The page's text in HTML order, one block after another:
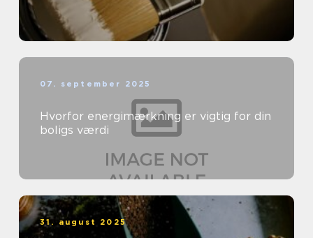
07. september 2025
Hvorfor energimærkning er vigtig for din
boligs værdi
31. august 2025